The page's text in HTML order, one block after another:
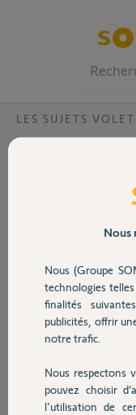
Volet
Sécurité
Domotique
Chauffage
LES SUJETS VOLET
comment
je change mon moteur
récupérer l adaptateur
Merci pour votre aide
Merci,
il y a presque 3 ans
Nous
Nous (Groupe
technologies
finalités
publicités, offrir
notre trafic.
Nous respectons
pouvez choisir
l'utilisation de